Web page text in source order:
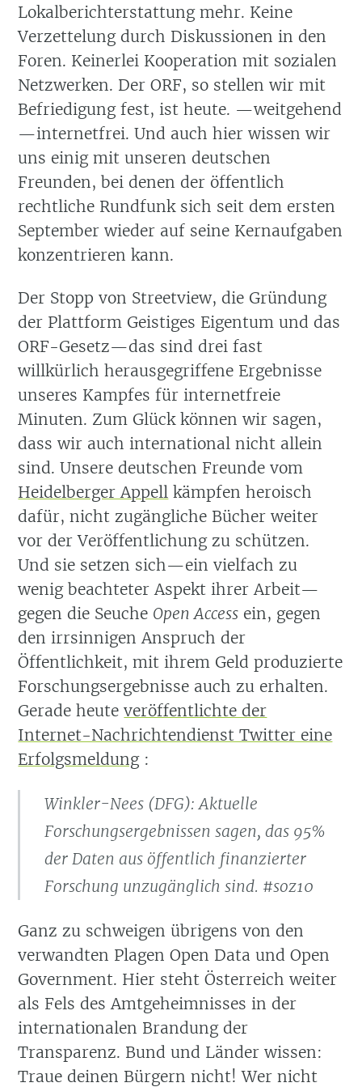
Lokalberichterstattung mehr. Keine
Verzettelung durch Diskussionen in den
Foren. Keinerlei Kooperation mit sozialen
Netzwerken. Der ORF, so stellen wir mit
Befriedigung fest, ist heute. —weitgehend
—internetfrei. Und auch hier wissen wir
uns einig mit unseren deutschen
Freunden, bei denen der öffentlich
rechtliche Rundfunk sich seit dem ersten
September wieder auf seine Kernaufgaben
konzentrieren kann.
Der Stopp von Streetview, die Gründung
der Plattform Geistiges Eigentum und das
ORF-Gesetz—das sind drei fast
willkürlich herausgegriffene Ergebnisse
unseres Kampfes für internetfreie
Minuten. Zum Glück können wir sagen,
dass wir auch international nicht allein
sind. Unsere deutschen Freunde vom
Heidelberger Appell kämpfen heroisch
dafür, nicht zugängliche Bücher weiter
vor der Veröffentlichung zu schützen.
Und sie setzen sich—ein vielfach zu
wenig beachteter Aspekt ihrer Arbeit—
gegen die Seuche Open Access ein, gegen
den irrsinnigen Anspruch der
Öffentlichkeit, mit ihrem Geld produzierte
Forschungsergebnisse auch zu erhalten.
Gerade heuteveröffentlichte der
Internet-Nachrichtendienst Twitter eine
Erfolgsmeldung:
Winkler-Nees (DFG): Aktuelle
Forschungsergebnissen sagen, das 95%
der Daten aus öffentlich finanzierter
Forschung unzugänglich sind. #soz10
Ganz zu schweigen übrigens von den
verwandten Plagen Open Data und Open
Government. Hier steht Österreich weiter
als Fels des Amtgeheimnisses in der
internationalen Brandung der
Transparenz. Bund und Länder wissen:
Traue deinen Bürgern nicht! Wer nicht